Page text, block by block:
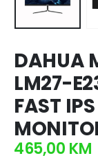
DAHUA
LM27-
FAST
465,00 KM